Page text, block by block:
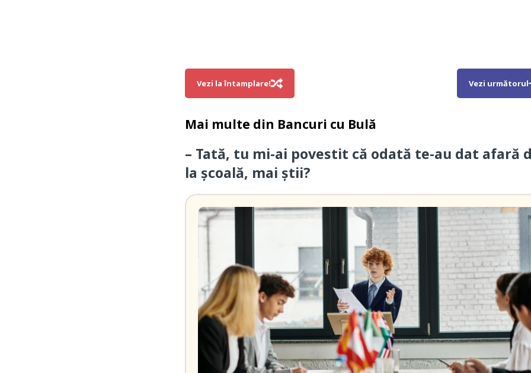
Vezi la întamplare! Vezi următorul
Mai multe din Bancuri cu Bulă
– Tată, tu mi-ai povestit că odată te-au dat afară
la școală, mai știi?